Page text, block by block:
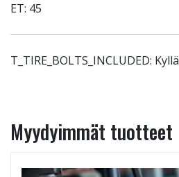
ET: 45
T_TIRE_BOLTS_INCLUDED: Kyllä
Myydyimmät tuotteet